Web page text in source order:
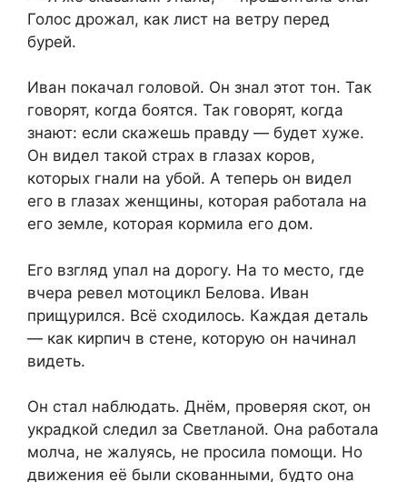
Голос дрожал, как лист на ветру перед
бурей.
Иван покачал головой. Он знал этот тон. Так
говорят, когда боятся. Так говорят, когда
знают: если скажешь правду — будет хуже.
Он видел такой страх в глазах коров,
которых гнали на убой. А теперь он видел
его в глазах женщины, которая работала на
его земле, которая кормила его дом.
Его взгляд упал на дорогу. На то место, где
вчера ревел мотоцикл Белова. Иван
прищурился. Всё сходилось. Каждая деталь
— как кирпич в стене, которую он начинал
видеть.
Он стал наблюдать. Днём, проверяя скот, он
украдкой следил за Светланой. Она работала
молча, не жалуясь, не просила помощи. Но
движения её были скованными, будто она